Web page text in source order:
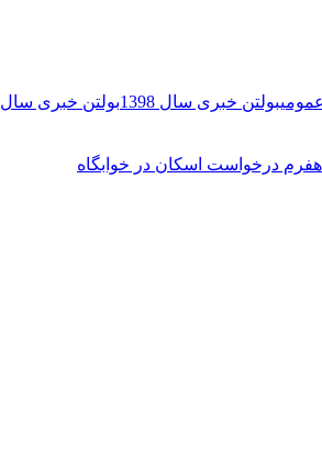
بولتن خبری سال 1398 بولتن خبری سال 1399
فرم درخواست اسکان در خوابگاه